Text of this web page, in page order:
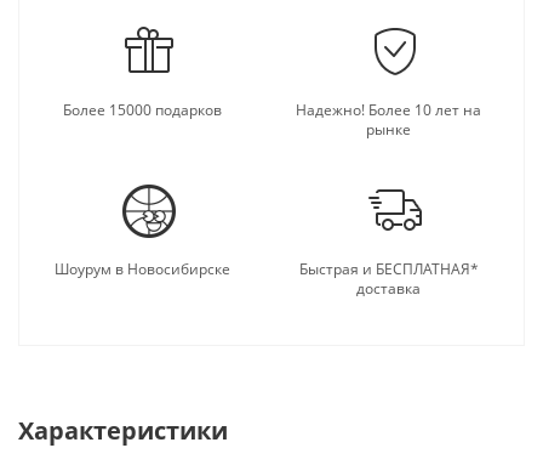
Более 15000 подарков
Надежно! Более 10 лет на
рынке
Шоурум в Новосибирске
Быстрая и БЕСПЛАТНАЯ*
доставка
Характеристики